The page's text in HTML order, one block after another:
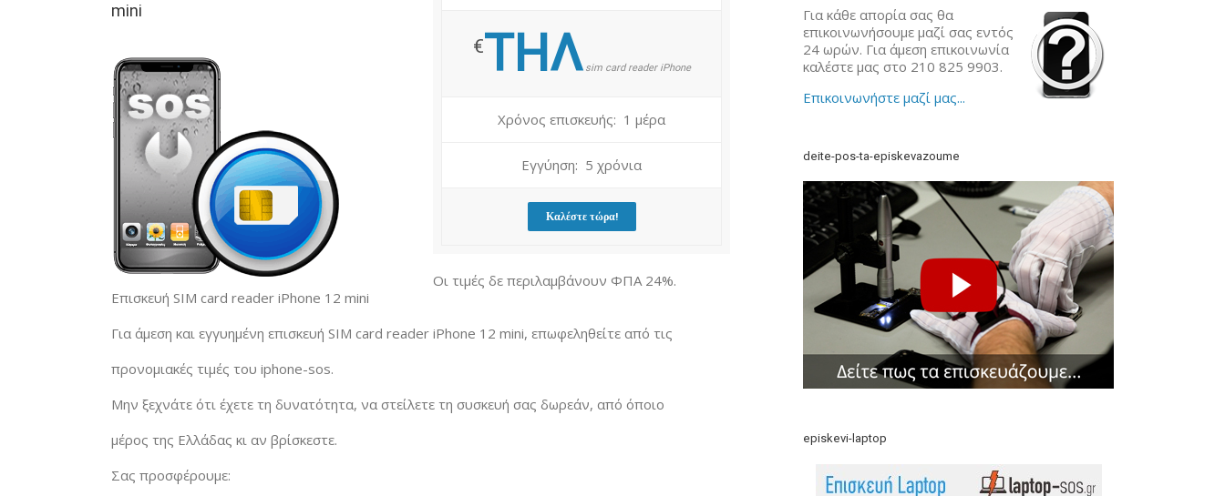
mini
€ΤΗΛsim card reader iPhone
Χρόνος επισκευής: 1 μέρα
Εγγύηση: 5 χρόνια
Καλέστε τώρα!
Οι τιμές δε περιλαμβάνουν ΦΠΑ 24%.
Επισκευή SIM card reader iPhone 12 mini
Για άμεση και εγγυημένη επισκευή SIM card reader iPhone 12 mini, επωφεληθείτε από τις
προνομιακές τιμές του iphone-sos.
Μην ξεχνάτε ότι έχετε τη δυνατότητα, να στείλετε τη συσκευή σας δωρεάν, από όποιο
μέρος της Ελλάδας κι αν βρίσκεστε.
Σας προσφέρουμε:
Για κάθε απορία σας θα
επικοινωνήσουμε μαζί σας εντός
24 ωρών. Για άμεση επικοινωνία
καλέστε μας στο 210 825 9903.
Επικοινωνήστε μαζί μας...
deite-pos-ta-episkevazoume
episkevi-laptop